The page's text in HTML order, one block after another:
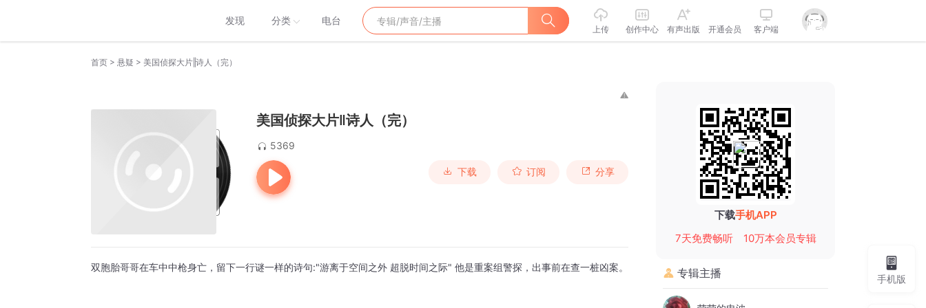
发现 分类 电台
上传 创作中心 有声出版 开通会员 客户端
首页 > 悬疑 > 美国侦探大片‖诗人（完）
美国侦探大片‖诗人（完）
5369
下载 订阅 分享
双胞胎哥哥在车中中枪身亡，留下一行谜一样的诗句:"游离于空间之外 超脱时间之际" 他是重案组警探，出事前在查一桩凶案。
下载手机APP
7天免费畅听
10万本会员专辑
专辑主播 手机版